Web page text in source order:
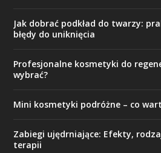
Jak dobrać podkład do twarzy:
błędy do uniknięcia
Profesjonalne kosmetyki do
wybrać?
Mini kosmetyki podróżne – co
Zabiegi ujędrniające: Efekty,
terapii